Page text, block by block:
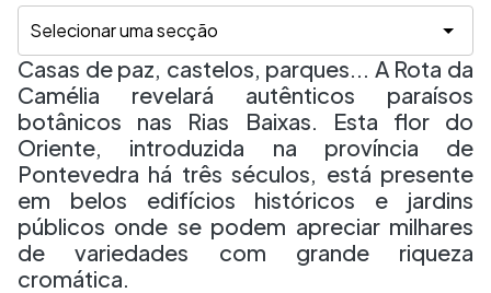
Casas de paz, castelos, parques... A Rota da
Camélia revelará autênticos paraísos
botânicos nas Rias Baixas. Esta flor do
Oriente, introduzida na província de
Pontevedra há três séculos, está presente
em belos edifícios históricos e jardins
públicos onde se podem apreciar milhares
de variedades com grande riqueza
cromática.